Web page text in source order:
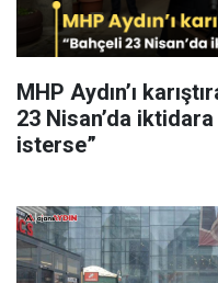
MHP Aydın’ı karıştıran
23 Nisan’da
isterse”